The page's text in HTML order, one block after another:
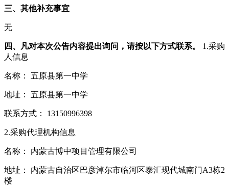
三、其他补充事宜
无
四、凡对本次公告内容提出询问，请按以下方式联系。 1.采购
人信息
名称： 五原县第一中学
地址： 五原县第一中学
联系方式： 13150996398
2.采购代理机构信息
名称： 内蒙古博中项目管理有限公司
地址： 内蒙古自治区巴彦淖尔市临河区泰汇现代城南门A3栋2
楼